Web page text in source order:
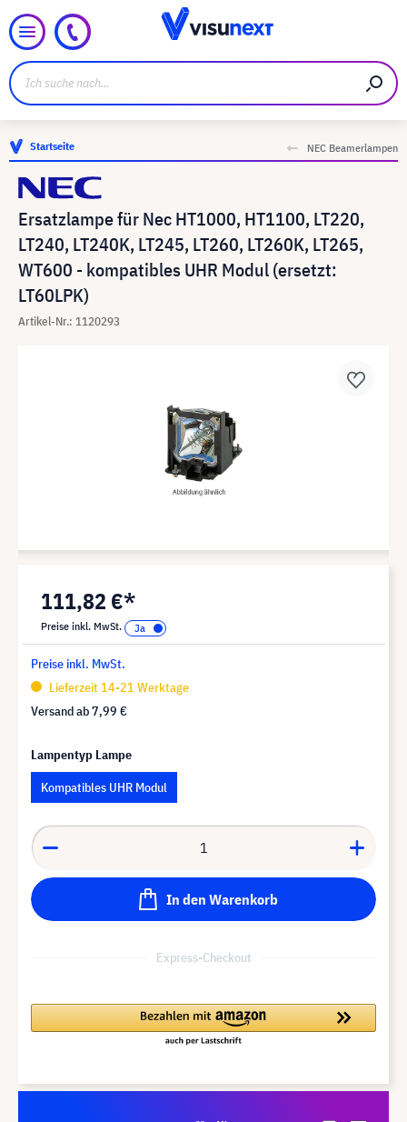
Startseite NEC Beamerlampen
Ersatzlampe für Nec HT1000, HT1100, LT220,
LT240, LT240K, LT245, LT260, LT260K, LT265,
WT600 - kompatibles UHR Modul (ersetzt:
LT60LPK)
Artikel-Nr.: 1120293
111,82 €*
Preise inkl. MwSt.
Preise inkl. MwSt.
Lieferzeit 14-21 Werktage
Versand ab7,99 €
Lampentyp Lampe
Kompatibles UHR Modul
In den Warenkorb
Express-Checkout